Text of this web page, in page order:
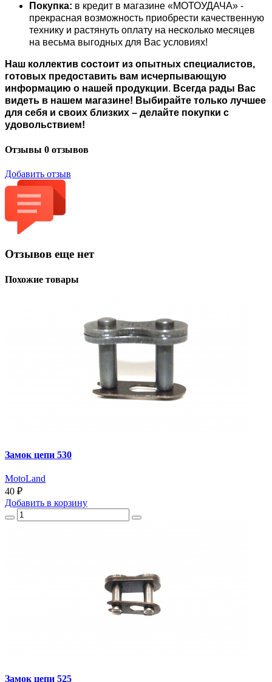
Покупка: в кредит в магазине «МОТОУДАЧА» -
прекрасная возможность приобрести качественную
технику и растянуть оплату на несколько месяцев
на весьма выгодных для Вас условиях!
Наш коллектив состоит из опытных специалистов,
готовых предоставить вам исчерпывающую
информацию о нашей продукции. Всегда рады Вас
видеть в нашем магазине! Выбирайте только лучшее
для себя и своих близких – делайте покупки с
удовольствием!
Отзывы 0 отзывов
Добавить отзыв
Отзывов еще нет
Похожие товары
Замок цепи 530
MotoLand
40 ₽
Добавить в корзину
Замок цепи 525